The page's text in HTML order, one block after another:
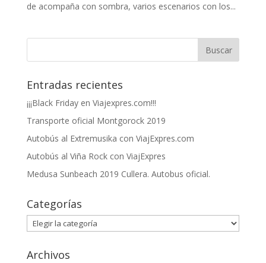
de acompaña con sombra, varios escenarios con los...
Entradas recientes
¡¡¡Black Friday en Viajexpres.com!!!
Transporte oficial Montgorock 2019
Autobús al Extremusika con ViajExpres.com
Autobús al Viña Rock con ViajExpres
Medusa Sunbeach 2019 Cullera. Autobus oficial.
Categorías
Categorías
Archivos